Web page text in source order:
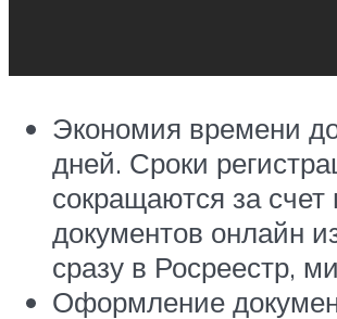
Экономия времени
дней. Сроки
сокращаются за счет
документов онлайн
сразу в Росреестр,
Оформление